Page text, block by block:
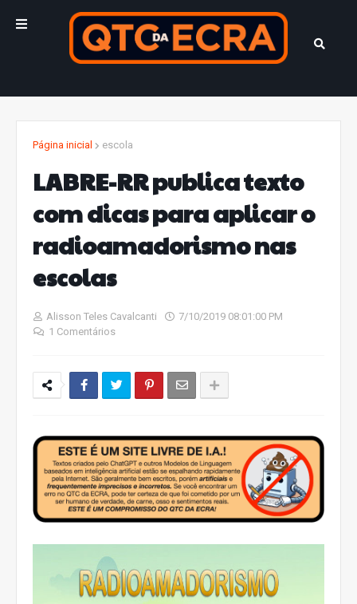
Página inicial escola
LABRE-RR publica texto
com dicas para aplicar o
radioamadorismo nas
escolas
Alisson Teles Cavalcanti
7/10/2019 08:01:00 PM
1 Comentários